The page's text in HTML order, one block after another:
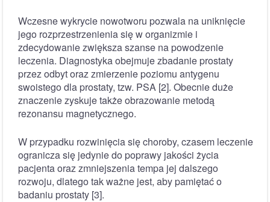
Wczesne wykrycie nowotworu pozwala na uniknięcie
jego rozprzestrzenienia się w organizmie i
zdecydowanie zwiększa szanse na powodzenie
leczenia. Diagnostyka obejmuje zbadanie prostaty
przez odbyt oraz zmierzenie poziomu antygenu
swoistego dla prostaty, tzw. PSA [2]. Obecnie duże
znaczenie zyskuje także obrazowanie metodą
rezonansu magnetycznego.
W przypadku rozwinięcia się choroby, czasem leczenie
ogranicza się jedynie do poprawy jakości życia
pacjenta oraz zmniejszenia tempa jej dalszego
rozwoju, dlatego tak ważne jest, aby pamiętać o
badaniu prostaty [3].